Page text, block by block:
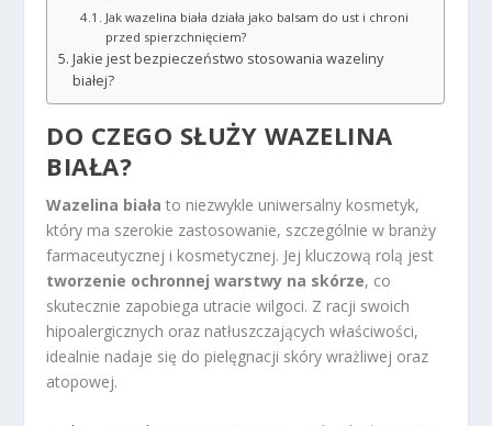
Jak wazelina biała działa jako balsam do ust i chroni
przed spierzchnięciem?
Jakie jest bezpieczeństwo stosowania wazeliny
białej?
DO CZEGO SŁUŻY WAZELINA
BIAŁA?
Wazelina biała to niezwykle uniwersalny kosmetyk,
który ma szerokie zastosowanie, szczególnie w branży
farmaceutycznej i kosmetycznej. Jej kluczową rolą jest
tworzenie ochronnej warstwy na skórze, co
skutecznie zapobiega utracie wilgoci. Z racji swoich
hipoalergicznych oraz natłuszczających właściwości,
idealnie nadaje się do pielęgnacji skóry wrażliwej oraz
atopowej.